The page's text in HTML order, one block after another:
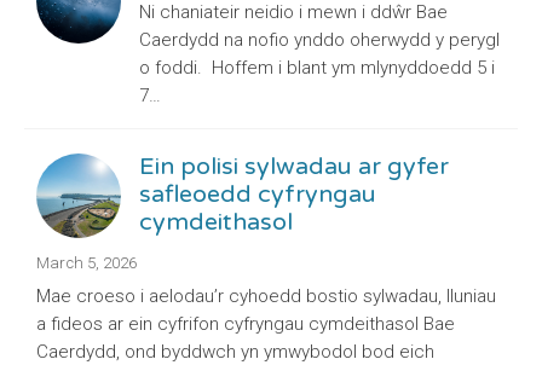
Ni chaniateir neidio i mewn i ddŵr Bae
Caerdydd na nofio ynddo oherwydd y perygl
o foddi. Hoffem i blant ym mlynyddoedd 5 i
7…
Ein polisi sylwadau ar gyfer
safleoedd cyfryngau
cymdeithasol
March 5, 2026
Mae croeso i aelodau’r cyhoedd bostio sylwadau, lluniau
a fideos ar ein cyfrifon cyfryngau cymdeithasol Bae
Caerdydd, ond byddwch yn ymwybodol bod eich